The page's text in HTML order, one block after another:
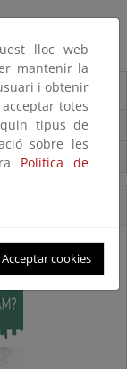
lloc web
mantenir la
i obtenir
totes
tipus de
sobre les
Política de
Acceptar cookies